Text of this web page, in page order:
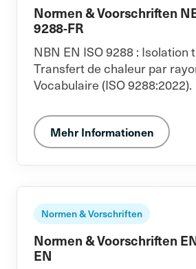
Normen & Voorschriften
9288-FR
NBN EN ISO 9288 : Isolation
Transfert de chaleur par
Vocabulaire (ISO 9288:2022).
Mehr Informationen
Normen & Vorschriften
Normen & Voorschriften
EN